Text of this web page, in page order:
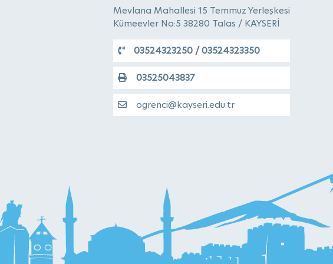
Mevlana Mahallesi 15 Temmuz Yerleşkesi
Kümeevler No:5 38280 Talas / KAYSERİ
03524323250 / 03524323350
03525043837
ogrenci@kayseri.edu.tr